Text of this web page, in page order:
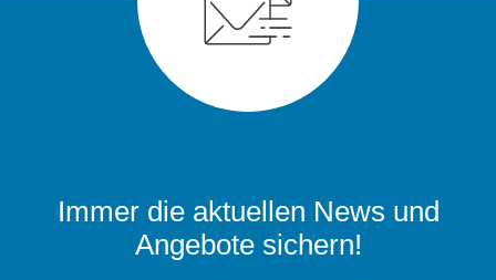
Immer die aktuellen News und
Angebote sichern!